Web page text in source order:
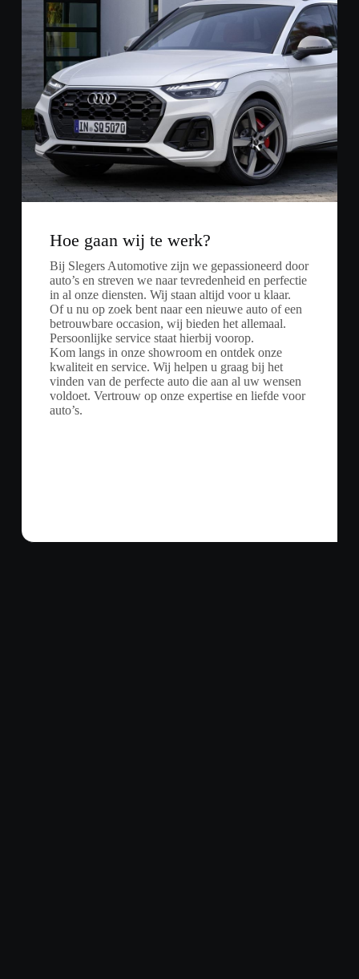
Hoe gaan wij te werk?
Bij Slegers Automotive zijn we gepassioneerd door
auto’s en streven we naar tevredenheid en perfectie
in al onze diensten. Wij staan altijd voor u klaar.
Of u nu op zoek bent naar een nieuwe auto of een
betrouwbare occasion, wij bieden het allemaal.
Persoonlijke service staat hierbij voorop.
Kom langs in onze showroom en ontdek onze
kwaliteit en service. Wij helpen u graag bij het
vinden van de perfecte auto die aan al uw wensen
voldoet. Vertrouw op onze expertise en liefde voor
auto’s.